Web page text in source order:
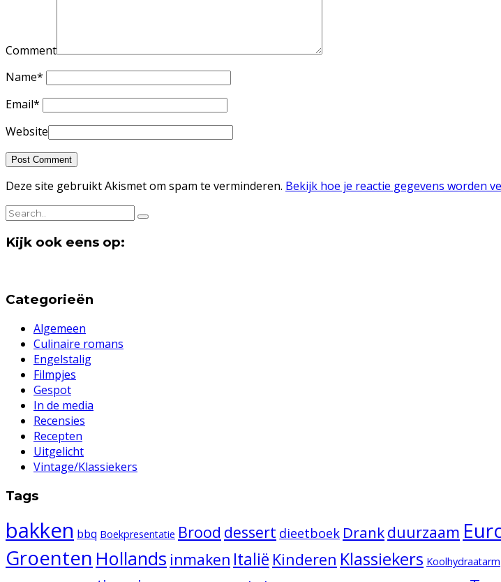
Comment
Name*
Email*
Website
Deze site gebruikt Akismet om spam te verminderen. Bekijk hoe je reactie gegevens worden
Kijk ook eens op:
Categorieën
Algemeen
Culinaire romans
Engelstalig
Filmpjes
Gespot
In de media
Recensies
Recepten
Uitgelicht
Vintage/Klassiekers
Tags
bakken bbq Boekpresentatie Brood dessert dieetboek Drankduurzaam
Groenten Hollands inmaken Italië Kinderen Klassiekers Koolhydraatarm